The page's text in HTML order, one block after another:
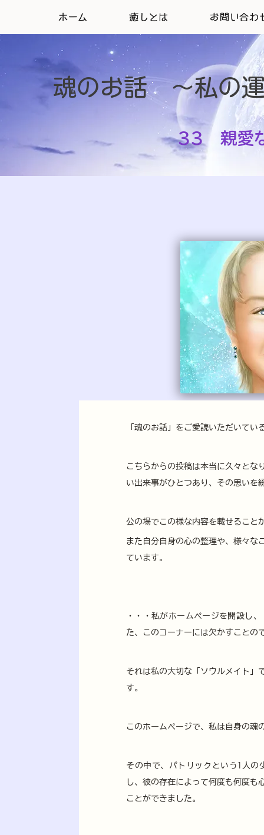
ホーム 癒しとは お問い合わ
魂のお話 ～私の
33 親愛な
「魂のお話」をご愛読いただいて
こちらからの投稿は本当に久々とな
い出来事がひとつあり、その思いを
公の場でこの様な内容を載せること
また自分自身の心の整理や、様々な
ています。
・・・私がホームページを開設し
た、このコーナーには欠かすことの
それは私の大切な「ソウルメイト
す。
このホームページで、私は自身の魂
その中で、パトリックという1人の
し、彼の存在によって何度も何度も
ことができました。